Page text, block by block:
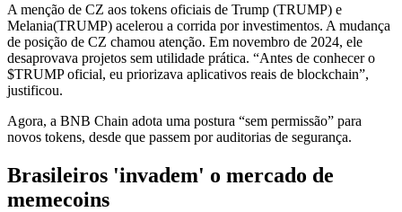
A menção de CZ aos tokens oficiais de Trump (TRUMP) e
Melania(TRUMP) acelerou a corrida por investimentos. A mudança
de posição de CZ chamou atenção. Em novembro de 2024, ele
desaprovava projetos sem utilidade prática. “Antes de conhecer o
$TRUMP oficial, eu priorizava aplicativos reais de blockchain”,
justificou.
Agora, a BNB Chain adota uma postura “sem permissão” para
novos tokens, desde que passem por auditorias de segurança.
Brasileiros 'invadem' o mercado de
memecoins